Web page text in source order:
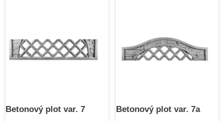
Betonový plot var. 7 Betonový plot var. 7a